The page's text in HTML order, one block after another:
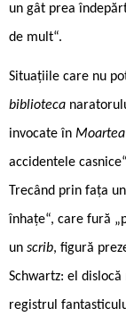
un gât prea
de mult“.
Situațiile care nu
biblioteca
invocate în
accidentele
Trecând prin fața
înhațe“, care fură
un scrib, figură
Schwartz: el
registrul